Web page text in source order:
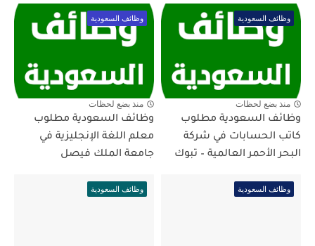
وظائف السعودية
منذ بضع لحظات
وظائف السعودية مطلوب
كاتب الحسابات في شركة
البحر الأحمر العالمية – تبوك
وظائف السعودية
منذ بضع لحظات
وظائف السعودية مطلوب
معلم اللغة الإنجليزية في
جامعة الملك فيصل
وظائف السعودية وظائف السعودية